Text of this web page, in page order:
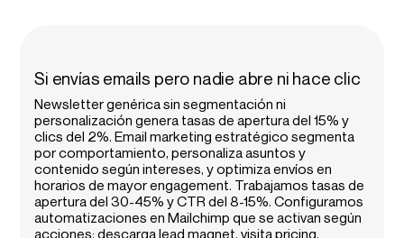
Si envías emails pero nadie abre ni hace clic
Newsletter genérica sin segmentación ni
personalización genera tasas de apertura del 15% y
clics del 2%. Email marketing estratégico segmenta
por comportamiento, personaliza asuntos y
contenido según intereses, y optimiza envíos en
horarios de mayor engagement. Trabajamos tasas de
apertura del 30-45% y CTR del 8-15%. Configuramos
automatizaciones en Mailchimp que se activan según
acciones: descarga lead magnet, visita pricing,